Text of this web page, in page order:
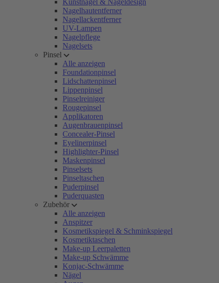
Kunstnägel & Nageldesign
Nagelhautentferner
Nagellackentferner
UV-Lampen
Nagelpflege
Nagelsets
Pinsel
Alle anzeigen
Foundationpinsel
Lidschattenpinsel
Lippenpinsel
Pinselreiniger
Rougepinsel
Applikatoren
Augenbrauenpinsel
Concealer-Pinsel
Eyelinerpinsel
Highlighter-Pinsel
Maskenpinsel
Pinselsets
Pinseltaschen
Puderpinsel
Puderquasten
Zubehör
Alle anzeigen
Anspitzer
Kosmetikspiegel & Schminkspiegel
Kosmetiktaschen
Make-up Leerpaletten
Make-up Schwämme
Konjac-Schwämme
Nägel